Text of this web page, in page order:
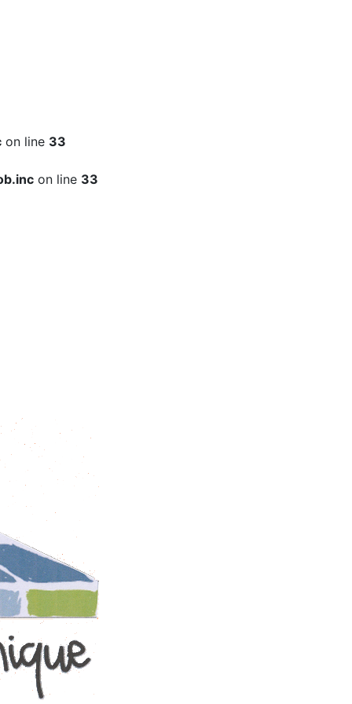
on line 33
on line 33